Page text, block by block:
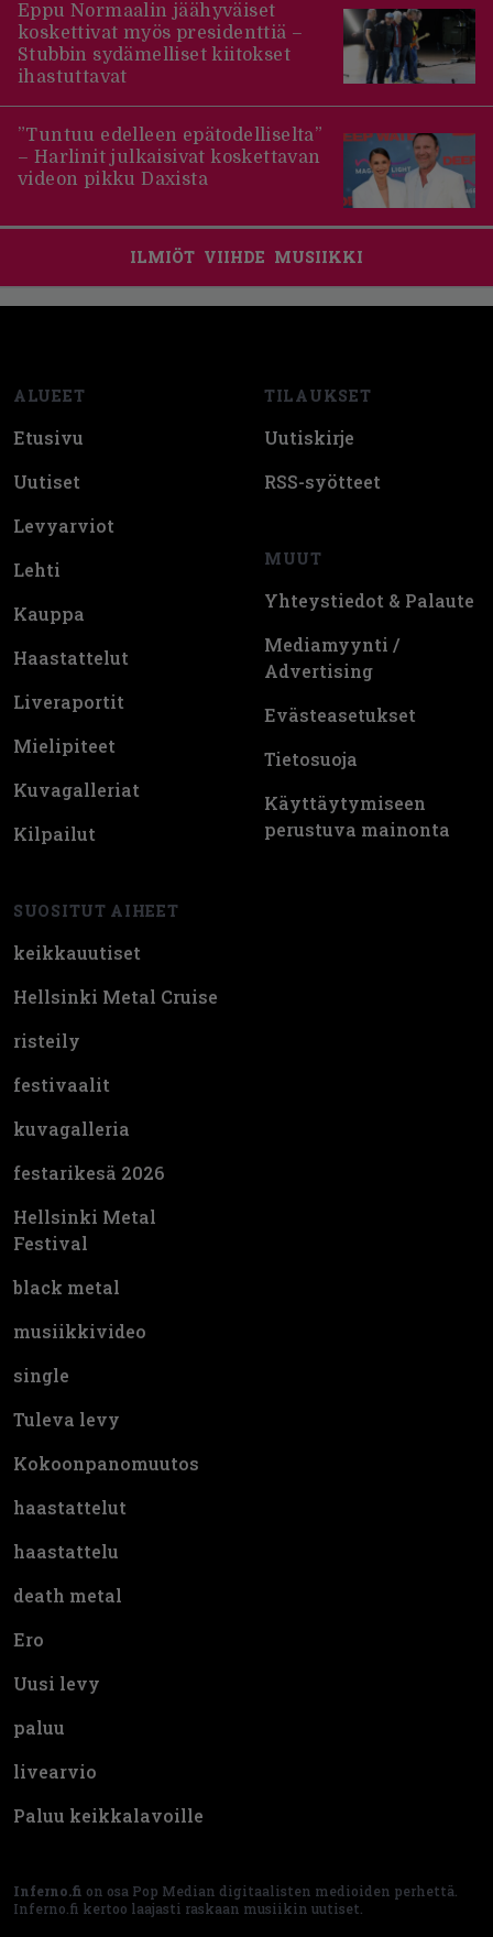
Eppu Normaalin jäähyväiset
koskettivat myös presidenttiä –
Stubbin sydämelliset kiitokset
ihastuttavat
”Tuntuu edelleen epätodelliselta”
– Harlinit julkaisivat koskettavan
videon pikku Daxista
ILMIÖT VIIHDE MUSIIKKI
ALUEET
Etusivu
Uutiset
Levyarviot
Lehti
Kauppa
Haastattelut
Liveraportit
Mielipiteet
Kuvagalleriat
Kilpailut
SUOSITUT AIHEET
keikkauutiset
Hellsinki Metal Cruise
risteily
festivaalit
kuvagalleria
festarikesä 2026
Hellsinki Metal
Festival
black metal
musiikkivideo
single
Tuleva levy
Kokoonpanomuutos
haastattelut
haastattelu
death metal
Ero
Uusi levy
paluu
livearvio
Paluu keikkalavoille
TILAUKSET
Uutiskirje
RSS-syötteet
MUUT
Yhteystiedot & Palaute
Mediamyynti /
Advertising
Evästeasetukset
Tietosuoja
Käyttäytymiseen
perustuva mainonta
Inferno.fi on osa Pop Median digitaalisten medioiden perhettä.
Inferno.fi kertoo laajasti raskaan musiikin uutiset.